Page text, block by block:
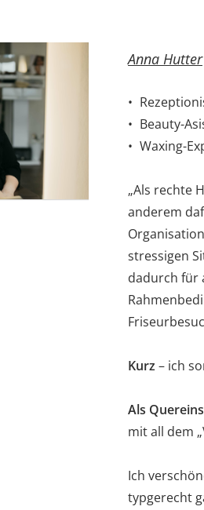
Anna Hutter
Beauty-
Waxing-
„Als rechte
anderem
stressigen
dadurch für
Kurz – ich
Als
mit all dem
Ich
typgerecht